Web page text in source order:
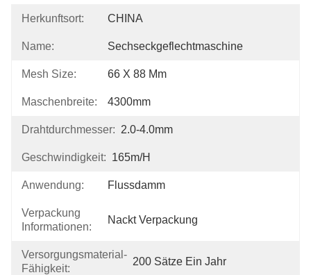
Herkunftsort: CHINA
Name: Sechseckgeflechtmaschine
Mesh Size: 66 X 88 Mm
Maschenbreite: 4300mm
Drahtdurchmesser: 2.0-4.0mm
Geschwindigkeit: 165m/h
Anwendung: Flussdamm
Verpackung
Informationen:
Nackt Verpackung
Versorgungsmaterial-
Fähigkeit:
200 Sätze Ein Jahr